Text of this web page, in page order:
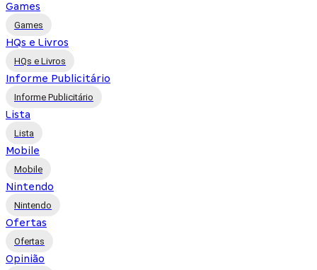
Games
Games
HQs e Livros
HQs e Livros
Informe Publicitário
Informe Publicitário
Lista
Lista
Mobile
Mobile
Nintendo
Nintendo
Ofertas
Ofertas
Opinião